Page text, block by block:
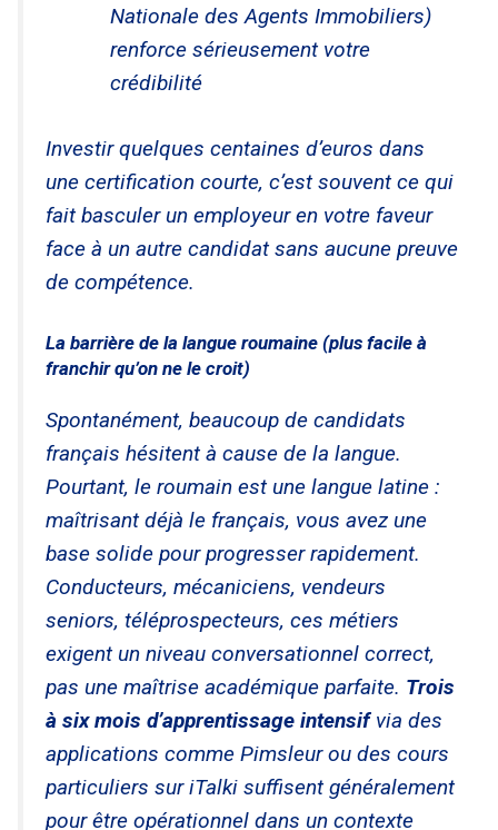
Nationale des Agents Immobiliers)
renforce sérieusement votre
crédibilité
Investir quelques centaines d’euros dans
une certification courte, c’est souvent ce qui
fait basculer un employeur en votre faveur
face à un autre candidat sans aucune preuve
de compétence.
La barrière de la langue roumaine (plus facile à
franchir qu’on ne le croit)
Spontanément, beaucoup de candidats
français hésitent à cause de la langue.
Pourtant, le roumain est une langue latine :
maîtrisant déjà le français, vous avez une
base solide pour progresser rapidement.
Conducteurs, mécaniciens, vendeurs
seniors, téléprospecteurs, ces métiers
exigent un niveau conversationnel correct,
pas une maîtrise académique parfaite. Trois
à six mois d’apprentissage intensifvia des
applications comme Pimsleur ou des cours
particuliers sur iTalki suffisent généralement
pour être opérationnel dans un contexte